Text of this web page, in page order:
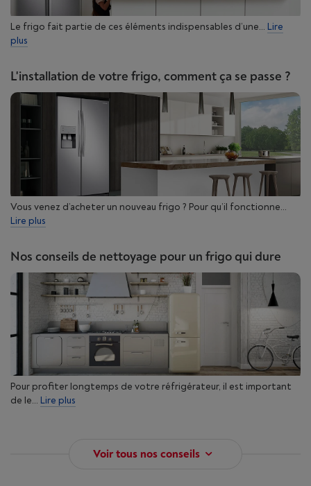
Le frigo fait partie de ces éléments indispensables d’une... Lire
plus
L'installation de votre frigo, comment ça se passe ?
Vous venez d’acheter un nouveau frigo ? Pour qu’il fonctionne...
Lire plus
Nos conseils de nettoyage pour un frigo qui dure
Pour profiter longtemps de votre réfrigérateur, il est important
de le... Lire plus
Voir tous nos conseils